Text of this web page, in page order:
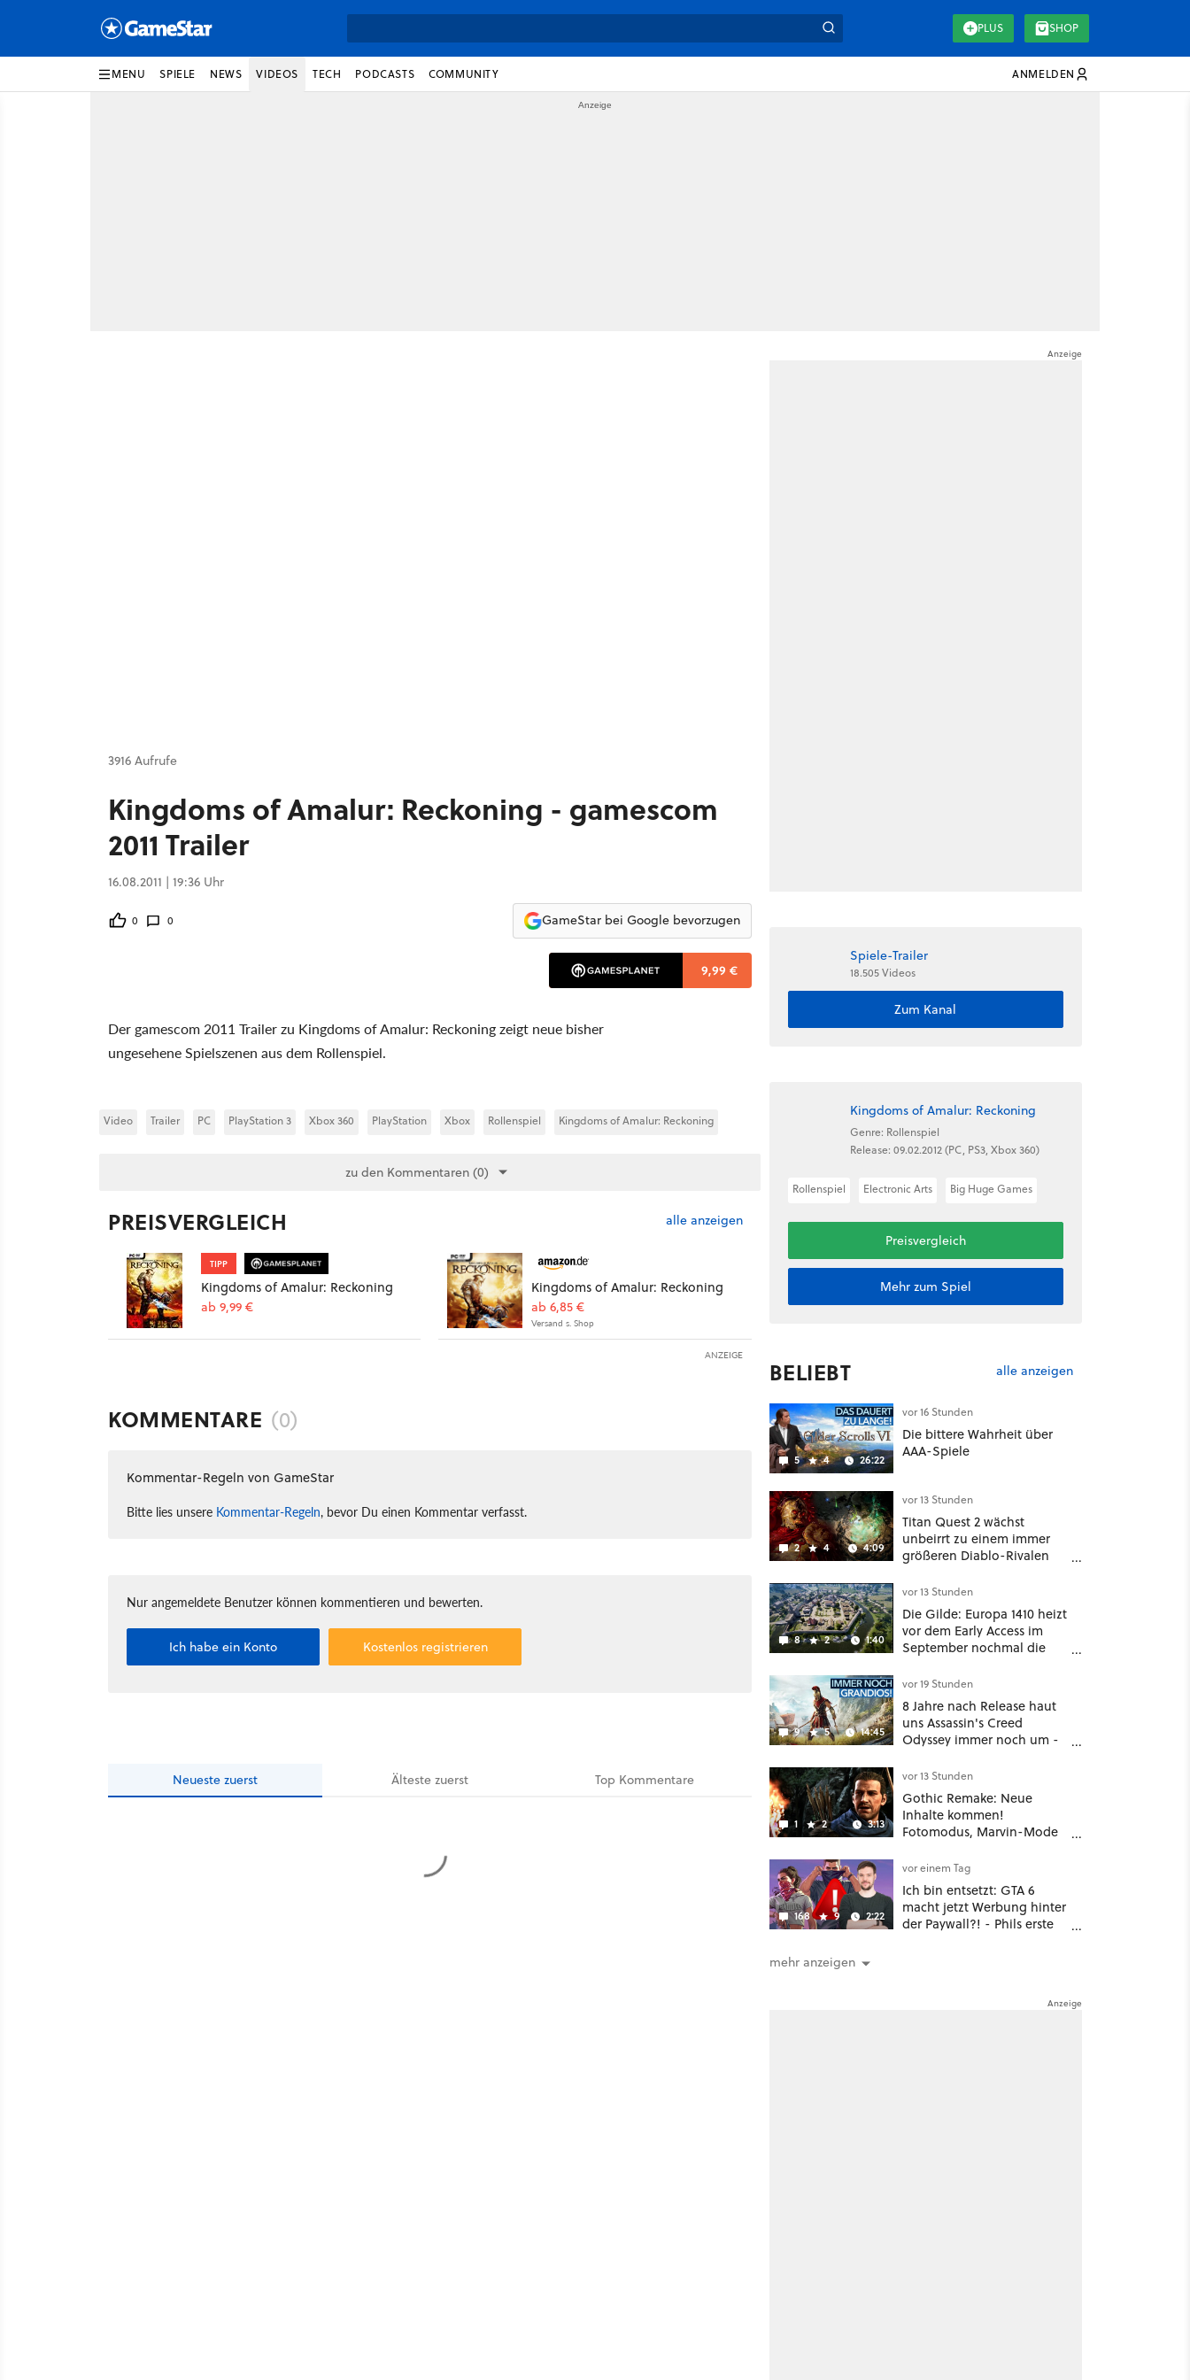
PLUS SHOP
MENU SPIELE NEWS VIDEOS TECH PODCASTS COMMUNITY ANMELDEN
3916 Aufrufe
Kingdoms of Amalur: Reckoning - gamescom
2011 Trailer
16.08.2011 | 19:36 Uhr
0 0 GameStar bei Google bevorzugen
9,99 €
Der gamescom 2011 Trailer zu Kingdoms of Amalur: Reckoning zeigt neue bisher
ungesehene Spielszenen aus dem Rollenspiel.
Video Trailer PC PlayStation 3 Xbox 360 PlayStation Xbox Rollenspiel Kingdoms of Amalur: Reckoning
zu den Kommentaren (0)
PREISVERGLEICH alle anzeigen
TIPP
Kingdoms of Amalur: Reckoning
ab 9,99 €
Kingdoms of Amalur: Reckoning
ab 6,85 €
Versand s. Shop
ANZEIGE
KOMMENTARE (0)
Kommentar-Regeln von GameStar
Bitte lies unsere Kommentar-Regeln, bevor Du einen Kommentar verfasst.
Nur angemeldete Benutzer können kommentieren und bewerten.
Ich habe ein Konto Kostenlos registrieren
Neueste zuerst Ältestezuerst Top Kommentare
Spiele-Trailer
18.505 Videos
Zum Kanal
Kingdoms of Amalur: Reckoning
Genre: Rollenspiel
Release: 09.02.2012 (PC, PS3, Xbox 360)
Rollenspiel Electronic Arts Big Huge Games
Preisvergleich
Mehr zum Spiel
BELIEBT alle anzeigen
5 4 26:22
vor 16 Stunden
Die bittere Wahrheit über
AAA-Spiele
2 4 4:09
vor 13 Stunden
Titan Quest 2 wächst
unbeirrt zu einem immer
größeren Diablo-Rivalen
sogar eine richtige
Beschwörer-Klasse
8 2 1:40
vor 13 Stunden
Die Gilde: Europa 1410 heizt
vor dem Early Access im
September nochmal die
9 5 14:45
vor 19 Stunden
8 Jahre nach Release haut
uns Assassin's Creed
Odyssey immer noch um -
1 2 3:13
vor 13 Stunden
Gothic Remake: Neue
Inhalte kommen!
Fotomodus, Marvin-Mode
168 9 2:22
vor einem Tag
Ich bin entsetzt: GTA 6
macht jetzt Werbung hinter
der Paywall?! - Phils erste
mehr anzeigen